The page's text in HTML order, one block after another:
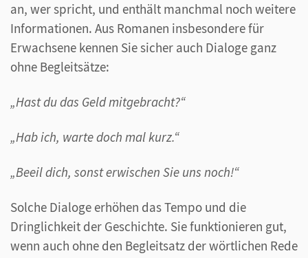
an, wer spricht, und enthält manchmal noch weitere
Informationen. Aus Romanen insbesondere für
Erwachsene kennen Sie sicher auch Dialoge ganz
ohne Begleitsätze:
„Hast du das Geld mitgebracht?“
„Hab ich, warte doch mal kurz.“
„Beeil dich, sonst erwischen Sie uns noch!“
Solche Dialoge erhöhen das Tempo und die
Dringlichkeit der Geschichte. Sie funktionieren gut,
wenn auch ohne den Begleitsatz der wörtlichen Rede